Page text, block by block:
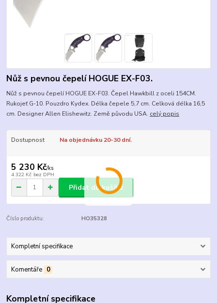
Nůž s pevnou čepelí HOGUE EX-F03.
Nůž s pevnou čepelí HOGUE EX-F03. Čepel Hawkbill z oceli 154CM.
Rukojeť G-10. Pouzdro Kydex. Délka čepele 5,7 cm. Celková délka 16,5
cm. Designer Allen Elishewitz. Země původu USA. celý popis
Dostupnost Na objednávku 20-30 dní.
5 230 Kč/ks
4 322 Kč bez DPH
Přidat do košíku
Číslo produktu: HO35328
Kompletní specifikace
Komentáře 0
Kompletní specifikace